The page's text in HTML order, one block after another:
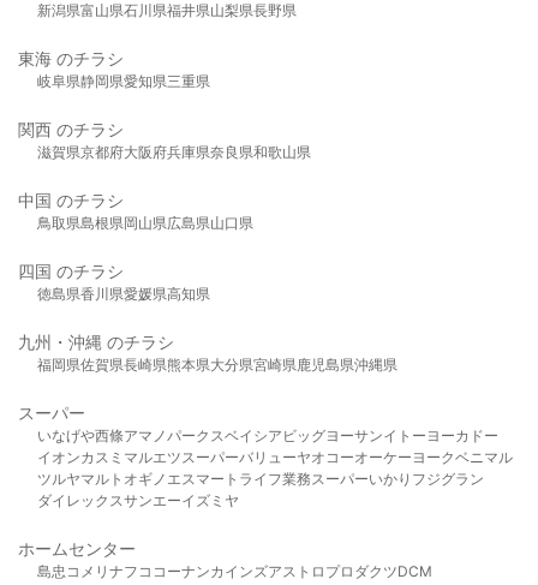
新潟県富山県石川県福井県山梨県長野県
東海 のチラシ
岐阜県静岡県愛知県三重県
関西 のチラシ
滋賀県京都府大阪府兵庫県奈良県和歌山県
中国 のチラシ
鳥取県島根県岡山県広島県山口県
四国 のチラシ
徳島県香川県愛媛県高知県
九州・沖縄 のチラシ
福岡県佐賀県長崎県熊本県大分県宮崎県鹿児島県沖縄県
スーパー
いなげや西條アマノパークスベイシア ビッグヨーサンイトーヨーカドー
イオンカスミ マルエツスーパーバリューヤオコーオーケー ヨークベニマル
ツルヤマルト オギノ エスマート ライフ業務スーパーいかり フジグラン
ダイレックスサンエーイズミヤ
ホームセンター
島忠 コメリ ナフコ コーナンカインズアストロプロダクツDCM